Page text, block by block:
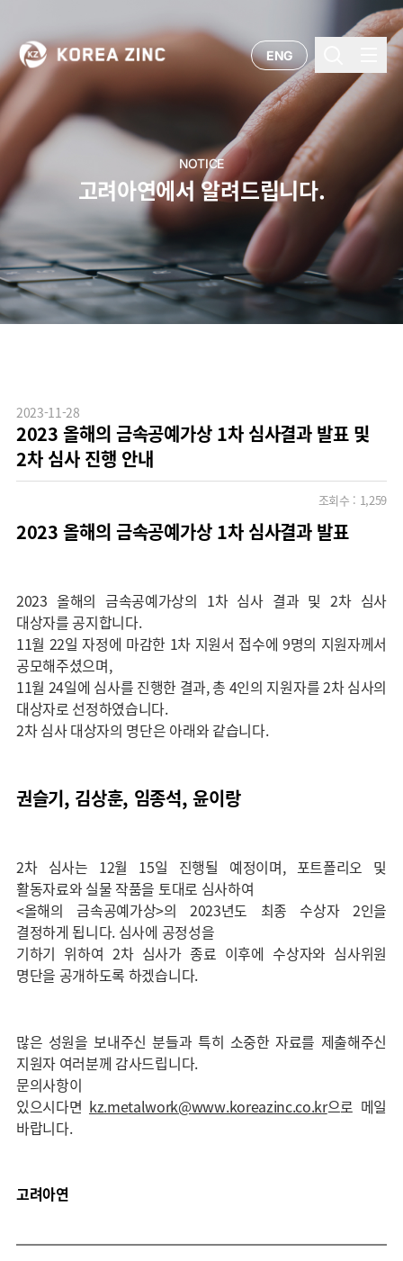
ENG
NOTICE
고려아연에서 알려드립니다.
2023 올해의 금속공예가상 1차 심사결과 발표 및
2차 심사 진행 안내
2023-11-28
조회수 : 1,259
2023 올해의 금속공예가상 1차 심사결과 발표
2023 올해의 금속공예가상의 1차 심사 결과 및 2차 심사
대상자를 공지합니다.
11월 22일 자정에 마감한 1차 지원서 접수에 9명의 지원자께서
공모해주셨으며,
11월 24일에 심사를 진행한 결과, 총 4인의 지원자를 2차 심사의
대상자로 선정하였습니다.
2차 심사 대상자의 명단은 아래와 같습니다.
권슬기, 김상훈, 임종석, 윤이랑
2차 심사는 12월 15일 진행될 예정이며, 포트폴리오 및
활동자료와 실물 작품을 토대로 심사하여
<올해의 금속공예가상>의 2023년도 최종 수상자 2인을
결정하게 됩니다. 심사에 공정성을
기하기 위하여 2차 심사가 종료 이후에 수상자와 심사위원
명단을 공개하도록 하겠습니다.
많은 성원을 보내주신 분들과 특히 소중한 자료를 제출해주신
지원자 여러분께 감사드립니다.
문의사항이
있으시다면 kz.metalwork@www.koreazinc.co.kr으로 메일
바랍니다.
고려아연